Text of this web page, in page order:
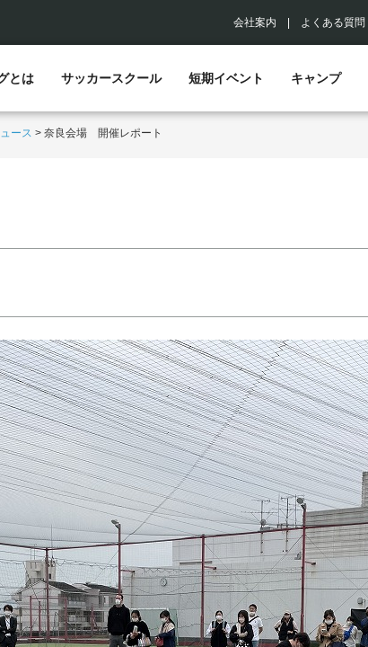
会社案内 よくある質問
とは サッカースクール 短期イベント キャンプ
ース > 奈良会場 開催レポート